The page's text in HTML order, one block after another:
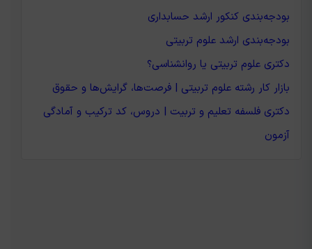
بودجه‌بندی کنکور ارشد حسابداری
بودجه‌بندی ارشد علوم تربیتی
دکتری علوم تربیتی یا روانشناسی؟
بازار کار رشته علوم تربیتی | فرصت‌ها، گرایش‌ها و حقوق
دکتری فلسفه تعلیم و تربیت | دروس، کد ترکیب و آمادگی
آزمون